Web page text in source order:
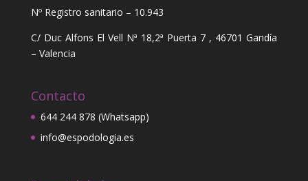
Nº Registro sanitario – 10.943
C/ Duc Alfons El Vell Nª 18,2ª Puerta 7 , 46701 Gandía
– Valencia
Contacto
644 244 878 (Whatsapp)
info@espodologia.es